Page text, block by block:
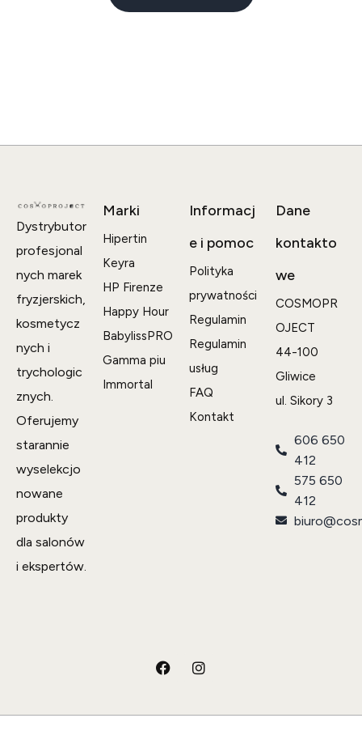
Dystrybutor
profesjonal
nych marek
fryzjerskich,
kosmetycz
nych i
trychologic
znych.
Oferujemy
starannie
wyselekcjo
nowane
produkty
dla salonów
i ekspertów.
Marki
Hipertin
Keyra
HP Firenze
Happy Hour
BabylissPRO
Gamma piu
Immortal
Informacj
e i pomoc
Polityka
prywatności
Regulamin
Regulamin
usług
FAQ
Kontakt
Dane
kontakto
we
COSMOPR
OJECT
44-100
Gliwice
ul. Sikory 3
606 650
412
575 650
412